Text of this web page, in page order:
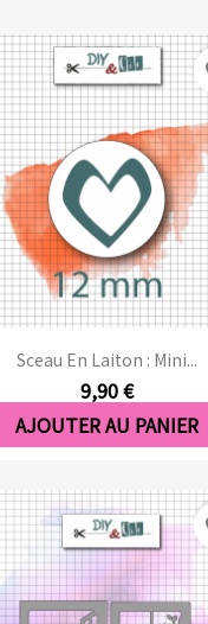
Sceau En Laiton : Mini...
9,90 €
AJOUTER AU PANIER
Aperçu rapide